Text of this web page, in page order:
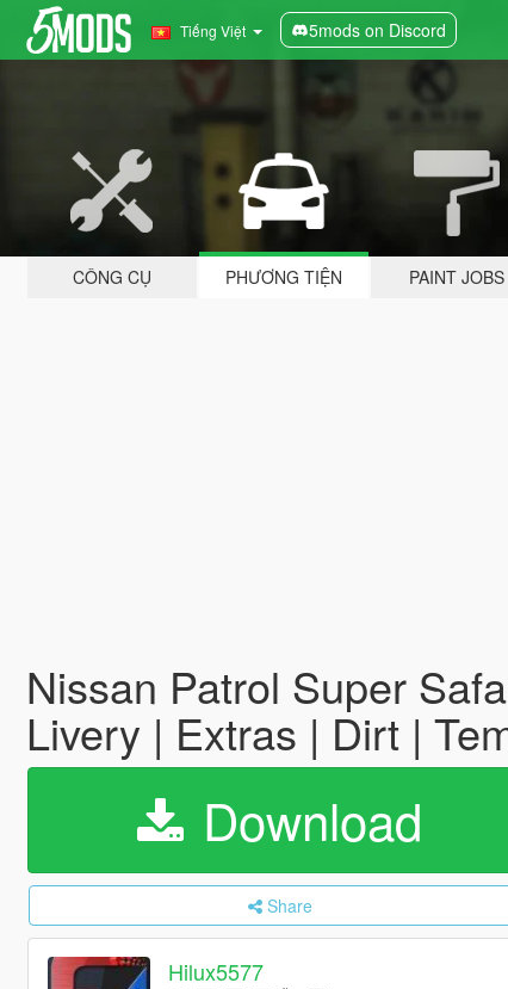
Tiếng Việt 5mods on Discord
CÔNG CỤ PHƯƠNG TIỆN PAINT JOBS
Nissan Patrol Super
Livery | Extras | Dirt |
Download
Share
Hilux5577